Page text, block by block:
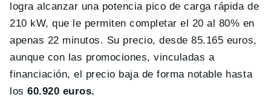
logra alcanzar una potencia pico de carga rápida de
210 kW, que le permiten completar el 20 al 80% en
apenas 22 minutos. Su precio, desde 85.165 euros,
aunque con las promociones, vinculadas a
financiación, el precio baja de forma notable hasta
los 60.920 euros.